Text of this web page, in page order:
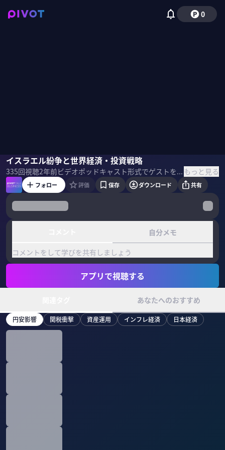
0
イスラエル紛争と世界経済・投資戦略
335回視聴2年前 ビデオポッドキャスト形式でゲストを招き、最先端の話を聞くPIVOT TALK。4000億円を運用するカリスマファンドマネージャーの奥野一成氏に「イスラエル紛争と投資戦略」について聞いた。 ＜ゲスト＞ 奥野一成／農林中金バリューインベストメンツCIO 京都大学法学部卒、ロンドンビジネススクール・ファイナンス学修士。1992年日本長期信用銀行入行。長銀証券、UBS証券を経て農林中央金庫入庫。2014年から現職。バフェットの投資哲学に通ずる「長期厳選投資」のパイオニア。機関投資家向けファンドの運用総額は3000億を突破。「おおぶね」として個人にも開放。著書に「教養としての投資」「先生、お金持ちになるにはどうしたらいいですか？」 ＜目次＞ もっと見る
奥野一成佐々木紀彦
フォロー 評価 保存 ダウンロード 共有
自分メモ
コメントをして学びを共有しましょう
アプリで視聴する
あなたへのおすすめ
円安影響 関税衝撃 資産運用 インフレ経済 日本経済